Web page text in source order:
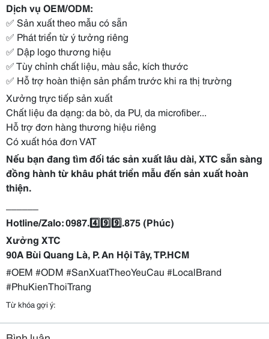
Dịch vụ OEM/ODM:
✅ Sản xuất theo mẫu có sẵn
✅ Phát triển từ ý tưởng riêng
✅ Dập logo thương hiệu
✅ Tùy chỉnh chất liệu, màu sắc, kích thước
✅ Hỗ trợ hoàn thiện sản phẩm trước khi ra thị trường
Xưởng trực tiếp sản xuất
Chất liệu đa dạng: da bò, da PU, da microfiber...
Hỗ trợ đơn hàng thương hiệu riêng
Có xuất hóa đơn VAT
Nếu bạn đang tìm đối tác sản xuất lâu dài, XTC sẵn sàng
đồng hành từ khâu phát triển mẫu đến sản xuất hoàn
thiện.
Hotline/Zalo: 0987.4️⃣9️⃣9️⃣.875 (Phúc)
Xưởng XTC
90A Bùi Quang Là, P. An Hội Tây, TP.HCM
#OEM #ODM #SanXuatTheoYeuCau #LocalBrand
#PhuKienThoiTrang
Từ khóa gợi ý: